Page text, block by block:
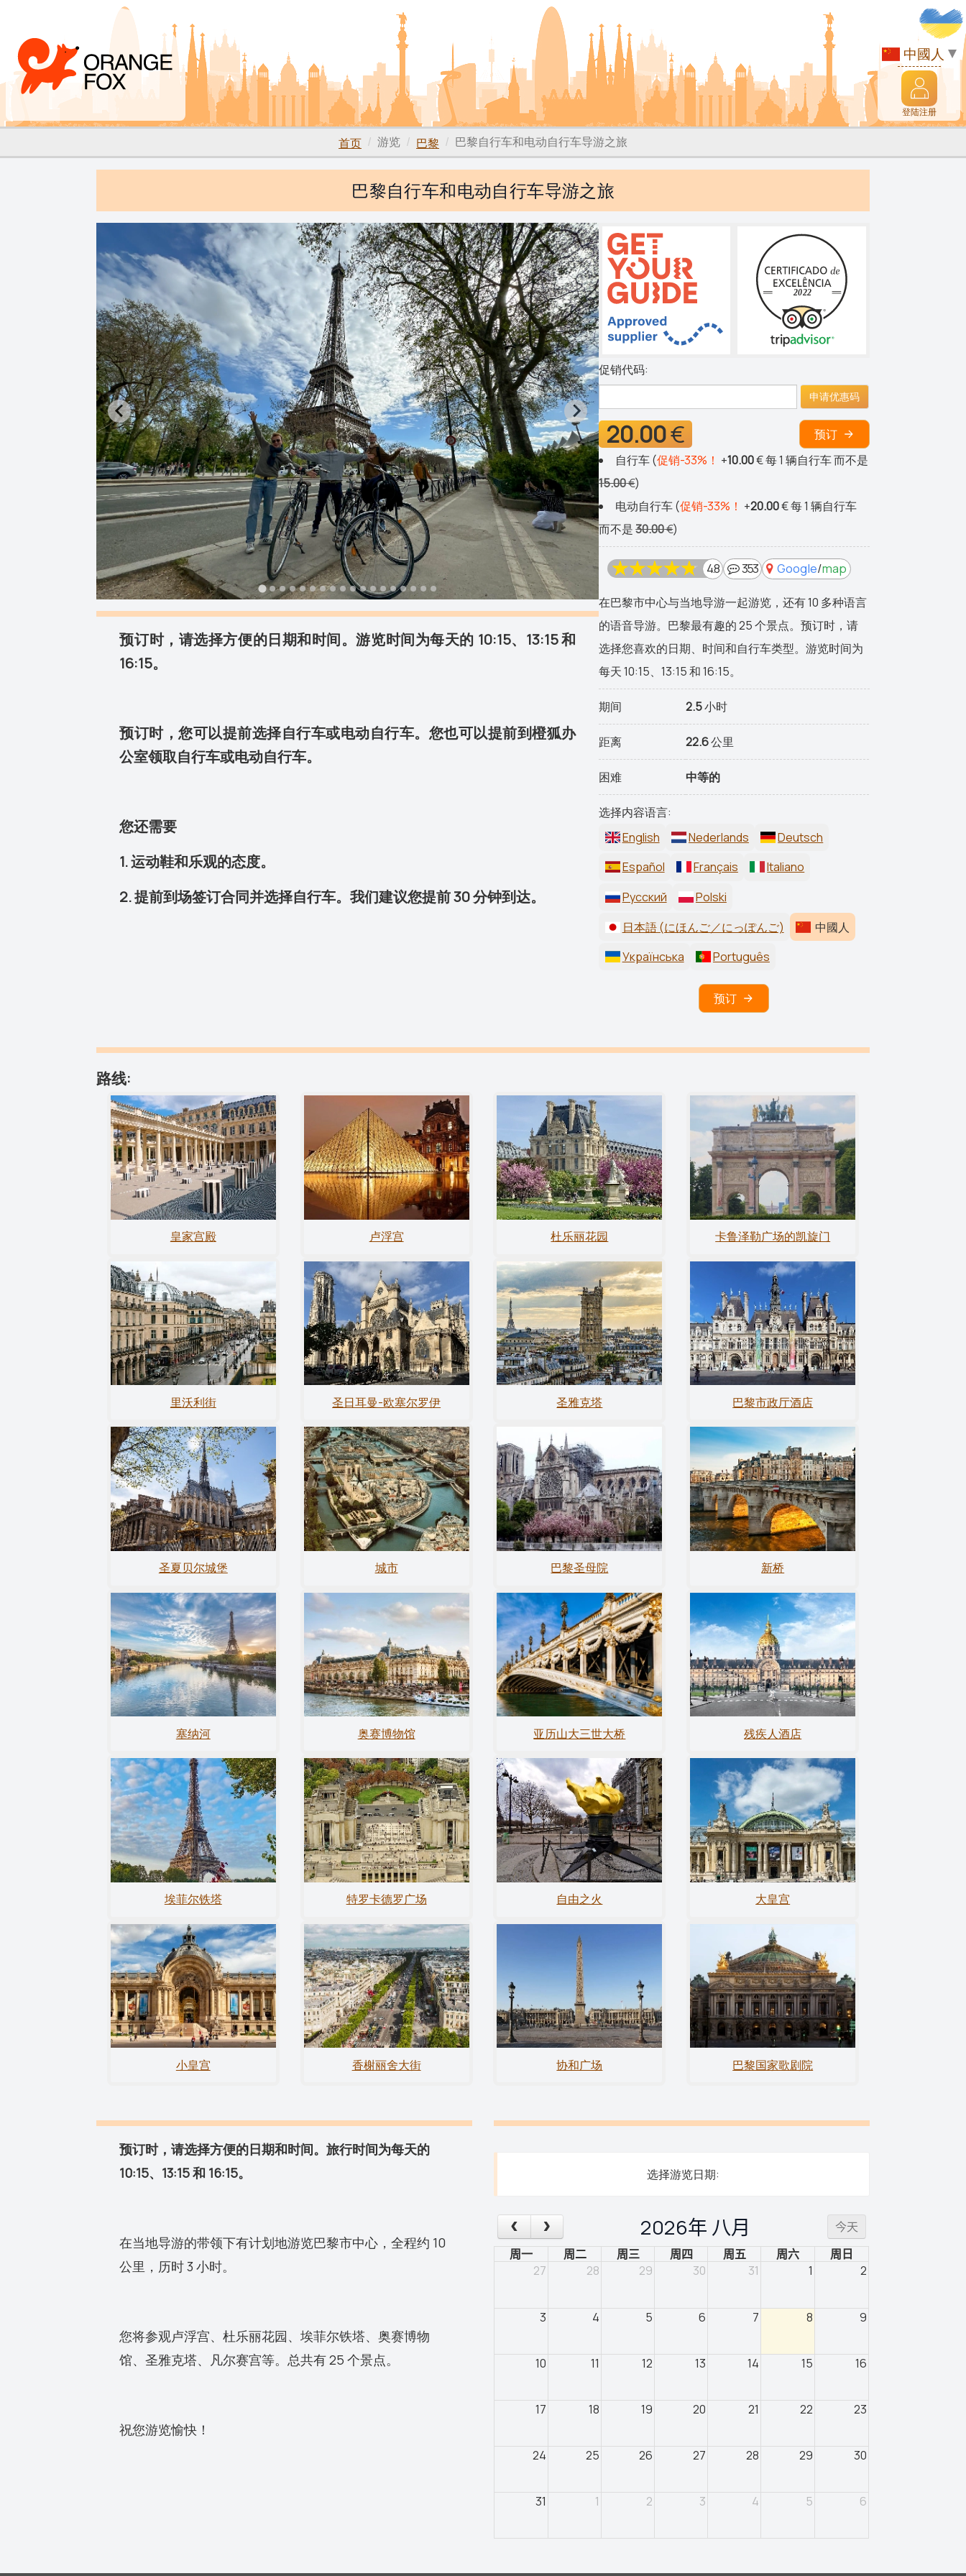
中國人
登陆注册
首页 游览 巴黎 巴黎自行车和电动自行车导游之旅
巴黎自行车和电动自行车导游之旅
促销代码:
申请优惠码
20.00€ 预订
自行车 (促销-33%！ +10.00€每 1 辆自行车 而不是
15.00€)
电动自行车 (促销-33%！ +20.00€每 1 辆自行车
而不是30.00€)
4.8 353 Google/map
在巴黎市中心与当地导游一起游览，还有 10 多种语言
的语音导游。巴黎最有趣的 25 个景点。预订时，请
选择您喜欢的日期、时间和自行车类型。游览时间为
每天 10:15、13:15 和 16:15。
期间 2.5小时
距离 22.6公里
困难 中等的
选择内容语言:
English
Nederlands
Deutsch
Español
Français
Italiano
Русский
Polski
日本語 (にほんご／にっぽんご)
中國人
Українська
Português
预订
预订时，请选择方便的日期和时间。游览时间为每天的 10:15、13:15 和
16:15。
预订时，您可以提前选择自行车或电动自行车。您也可以提前到橙狐办
公室领取自行车或电动自行车。
您还需要
1. 运动鞋和乐观的态度。
2. 提前到场签订合同并选择自行车。我们建议您提前 30 分钟到达。
路线:
皇家宫殿 卢浮宫 杜乐丽花园 卡鲁泽勒广场的凯旋门
里沃利街 圣日耳曼-欧塞尔罗伊 圣雅克塔 巴黎市政厅酒店
圣夏贝尔城堡 城市 巴黎圣母院 新桥
塞纳河 奥赛博物馆 亚历山大三世大桥 残疾人酒店
埃菲尔铁塔 特罗卡德罗广场 自由之火 大皇宫
小皇宫 香榭丽舍大街 协和广场 巴黎国家歌剧院
预订时，请选择方便的日期和时间。旅行时间为每天的
10:15、13:15 和 16:15。
在当地导游的带领下有计划地游览巴黎市中心，全程约 10
公里，历时 3 小时。
您将参观卢浮宫、杜乐丽花园、埃菲尔铁塔、奥赛博物
馆、圣雅克塔、凡尔赛宫等。总共有 25 个景点。
祝您游览愉快！
选择游览日期:
今天
2026年 八月
周一 周二 周三 周四 周五 周六
周日
27
28 29 30 31 1 2
3 4 5 6 7 8 9
10 11 12 13 14 15 16
17 18 19 20 21 22 23
24 25 26 27 28 29 30
31 1 2 3 4 5 6